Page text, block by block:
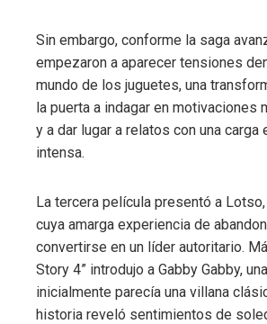
Sin embargo, conforme la saga
empezaron a aparecer tensiones
mundo de los juguetes, una
la puerta a indagar en motivaciones
y a dar lugar a relatos con una carga
intensa.
La tercera película presentó a
cuya amarga experiencia de
convertirse en un líder autoritario.
Story 4” introdujo a Gabby Gabby,
inicialmente parecía una villana
historia reveló sentimientos de